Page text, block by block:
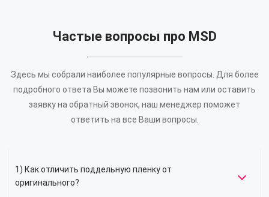
Частые вопросы про MSD
Здесь мы собрали наиболее популярные вопросы. Для более
подробного ответа Вы можете позвонить нам или оставить
заявку на обратный звонок, наш менеджер поможет
ответить на все Ваши вопросы.
1) Как отличить поддельную пленку от
оригинального?